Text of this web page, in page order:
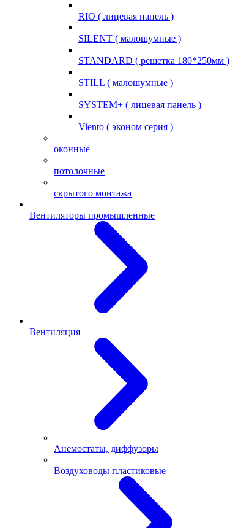
RIO ( лицевая панель )
SILENT ( малошумные )
STANDARD ( решетка 180*250мм )
STILL ( малошумные )
SYSTEM+ ( лицевая панель )
Viento ( эконом серия )
оконные
потолочные
скрытого монтажа
Вентиляторы промышленные
Вентиляция
Анемостаты, диффузоры
Воздуховоды пластиковые